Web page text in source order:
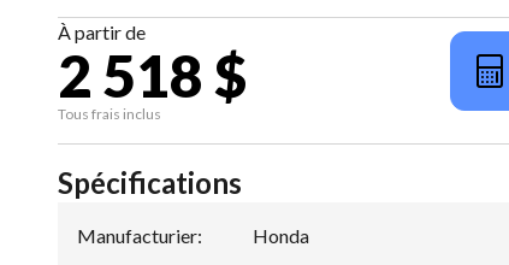
À partir de
2 518 $
Tous frais inclus
Spécifications
Manufacturier: Honda